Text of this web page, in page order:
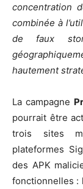
concentration
combinée à
de faux
hautement
La campagne
pourrait être
trois sites
plateformes
des APK
fonctionnelles :